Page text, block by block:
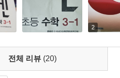
2
전체 리뷰 (20)